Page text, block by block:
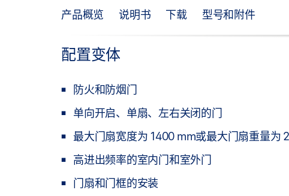
产品概览 说明书 下载 型号和附件
配置变体
防火和防烟门
单向开启、单扇、左右关闭的门
最大门扇宽度为 1400 mm或最大门扇重量为
高进出频率的室内门和室外门
门扇和门框的安装